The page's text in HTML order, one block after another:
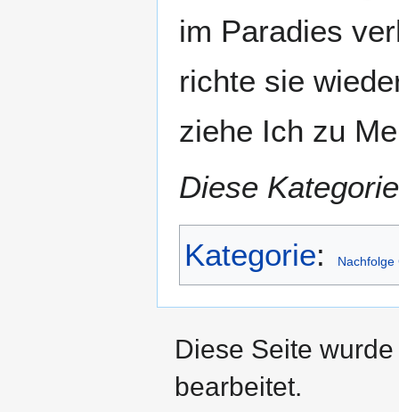
im Paradies
richte sie
ziehe Ich zu
Diese
Kategorie: Nachfolge
Diese Seite
bearbeitet.